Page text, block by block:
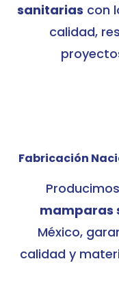
sanitarias con
calidad,
Fabricación
mamparas
México,
calidad y